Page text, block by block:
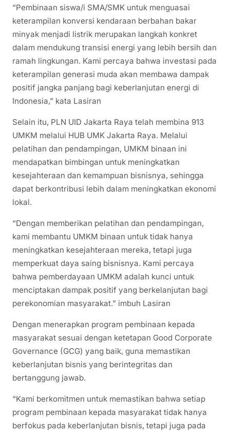
“Pembinaan siswa/i SMA/SMK untuk menguasai
keterampilan konversi kendaraan berbahan bakar
minyak menjadi listrik merupakan langkah konkret
dalam mendukung transisi energi yang lebih bersih dan
ramah lingkungan. Kami percaya bahwa investasi pada
keterampilan generasi muda akan membawa dampak
positif jangka panjang bagi keberlanjutan energi di
Indonesia,” kata Lasiran
Selain itu, PLN UID Jakarta Raya telah membina 913
UMKM melalui HUB UMK Jakarta Raya. Melalui
pelatihan dan pendampingan, UMKM binaan ini
mendapatkan bimbingan untuk meningkatkan
kesejahteraan dan kemampuan bisnisnya, sehingga
dapat berkontribusi lebih dalam meningkatkan ekonomi
lokal.
“Dengan memberikan pelatihan dan pendampingan,
kami membantu UMKM binaan untuk tidak hanya
meningkatkan kesejahteraan mereka, tetapi juga
memperkuat daya saing bisnisnya. Kami percaya
bahwa pemberdayaan UMKM adalah kunci untuk
menciptakan dampak positif yang berkelanjutan bagi
perekonomian masyarakat.” imbuh Lasiran
Dengan menerapkan program pembinaan kepada
masyarakat sesuai dengan ketetapan Good Corporate
Governance (GCG) yang baik, guna memastikan
keberlanjutan bisnis yang berintegritas dan
bertanggung jawab.
“Kami berkomitmen untuk memastikan bahwa setiap
program pembinaan kepada masyarakat tidak hanya
berfokus pada keberlanjutan bisnis, tetapi juga pada